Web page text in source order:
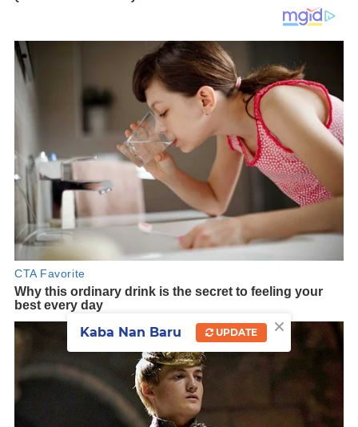
×
Kaba Nan Baru UPDATE